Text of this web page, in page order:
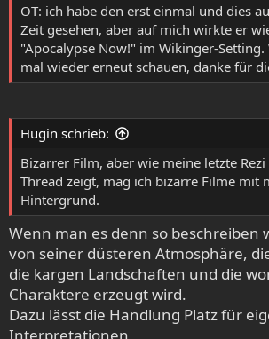
OT: ich habe den erst einmal und dies
Zeit gesehen, aber auf mich wirkte er
"Apocalypse Now!" im Wikinger-
mal wieder erneut schauen, danke für
Hugin schrieb:
Bizarrer Film, aber wie meine letzte
Thread zeigt, mag ich bizarre Filme mit
Hintergrund.
Wenn man es denn so beschreiben
von seiner düsteren Atmosphäre,
die kargen Landschaften und die
Charaktere erzeugt wird.
Dazu lässt die Handlung Platz für